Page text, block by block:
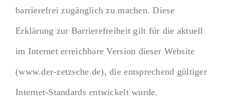
barrierefrei zugänglich zu machen. Diese
Erklärung zur Barrierefreiheit gilt für die aktuell
im Internet erreichbare Version dieser Website
(www.der-zetzsche.de), die entsprechend gültiger
Internet-Standards entwickelt wurde.